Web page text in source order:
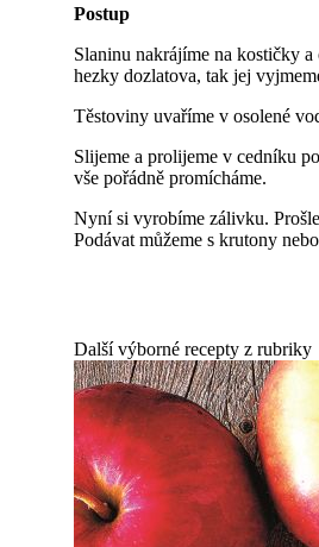
Postup
Slaninu nakrájíme na kostičky
hezky dozlatova, tak jej
Těstoviny uvaříme v osolené
Slijeme a prolijeme v cedníku
vše pořádně promícháme.
Nyní si vyrobíme zálivku.
Podávat můžeme s krutony
Další výborné recepty z rubriky